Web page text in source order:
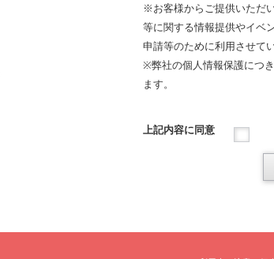
※お客様からご提供いただ
等に関する情報提供やイベ
申請等のために利用させて
※弊社の個人情報保護につき
ます。
上記内容に同意